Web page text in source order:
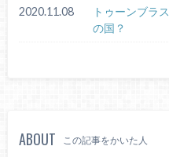
2020.11.08
トゥーンブラ
の国？
ABOUT この記事をかいた人